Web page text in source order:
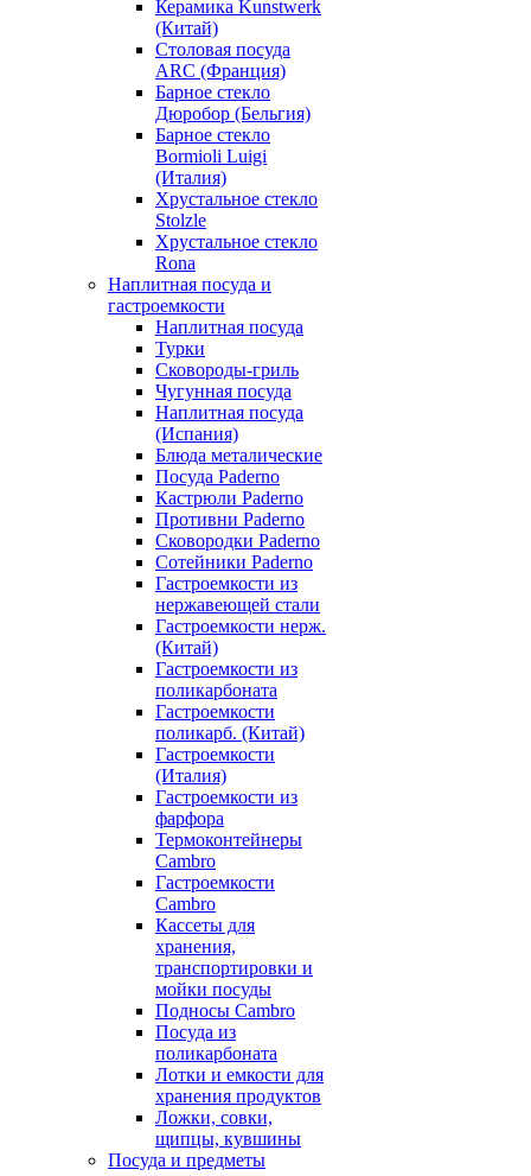
Керамика Kunstwerk
(Китай)
Столовая посуда
ARC (Франция)
Барное стекло
Дюробор (Бельгия)
Барное стекло
Bormioli Luigi
(Италия)
Хрустальное стекло
Stolzle
Хрустальное стекло
Rona
Наплитная посуда и
гастроемкости
Наплитная посуда
Турки
Сковороды-гриль
Чугунная посуда
Наплитная посуда
(Испания)
Блюда металические
Посуда Paderno
Кастрюли Paderno
Противни Paderno
Сковородки Paderno
Сотейники Paderno
Гастроемкости из
нержавеющей стали
Гастроемкости нерж.
(Китай)
Гастроемкости из
поликарбоната
Гастроемкости
поликарб. (Китай)
Гастроемкости
(Италия)
Гастроемкости из
фарфора
Термоконтейнеры
Cambro
Гастроемкости
Cambro
Кассеты для
хранения,
транспортировки и
мойки посуды
Подносы Cambro
Посуда из
поликарбоната
Лотки и емкости для
хранения продуктов
Ложки, совки,
щипцы, кувшины
Посуда и предметы